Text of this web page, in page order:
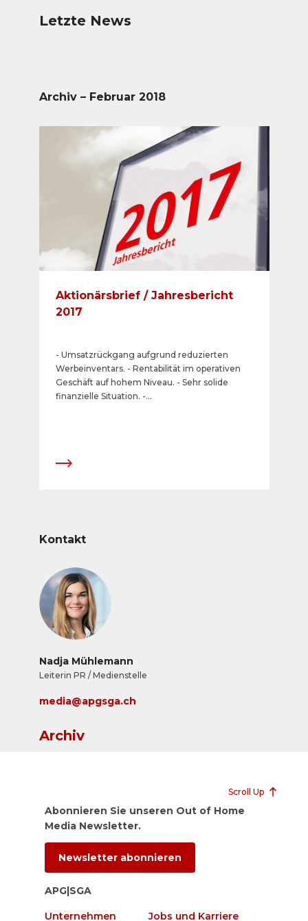
Letzte News
Archiv – Februar 2018
Aktionärsbrief / Jahresbericht
2017
- Umsatzrückgang aufgrund reduzierten
Werbeinventars. - Rentabilität im operativen
Geschäft auf hohem Niveau. - Sehr solide
finanzielle Situation. -
Kontakt
Nadja Mühlemann
Leiterin PR / Medienstelle
media@apgsga.ch
Archiv
Scroll Up
Abonnieren Sie unseren Out of Home
Media Newsletter.
Newsletter abonnieren
APG|SGA
Unternehmen Jobs und Karriere